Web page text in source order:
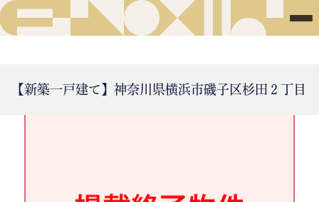
【新築一戸建て】神奈川県横浜市磯子区杉田２丁目